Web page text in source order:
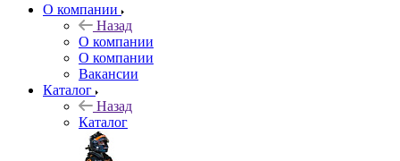
О компании
Назад
О компании
О компании
Вакансии
Каталог
Назад
Каталог